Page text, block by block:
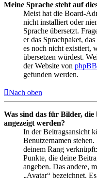
Meine Sprache steht auf
Meist hat die Board-
nicht installiert oder
Sprache übersetzt.
er das Sprachpaket,
es noch nicht existiert,
übersetzen würdest.
der Website von
gefunden werden.
Nach oben
Was sind das für Bilder, die
angezeigt werden?
In der Beitragsansicht
Benutzernamen
deinem Rang
Punkte, die deine
angeben. Das andere,
„Avatar“ bezeichnet.